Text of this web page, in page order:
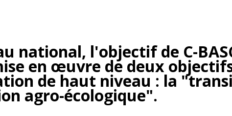
national, l'objectif de C-
en œuvre de deux
de haut niveau : la
agro-écologique".